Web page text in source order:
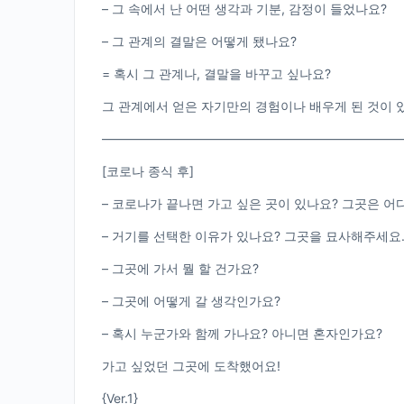
– 그 속에서 난 어떤 생각과 기분, 감정이 들었나요?
– 그 관계의 결말은 어떻게 됐나요?
= 혹시 그 관계나, 결말을 바꾸고 싶나요?
그 관계에서 얻은 자기만의 경험이나 배우게 된 것이
[코로나 종식 후]
– 코로나가 끝나면 가고 싶은 곳이 있나요? 그곳은 어
– 거기를 선택한 이유가 있나요? 그곳을 묘사해주세요.
– 그곳에 가서 뭘 할 건가요?
– 그곳에 어떻게 갈 생각인가요?
– 혹시 누군가와 함께 가나요? 아니면 혼자인가요?
가고 싶었던 그곳에 도착했어요!
{Ver.1}